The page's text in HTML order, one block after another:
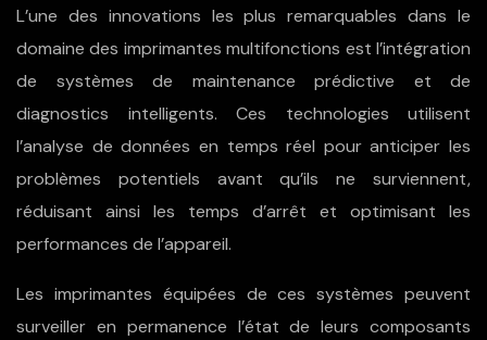
L’une des innovations les plus remarquables dans le
domaine des imprimantes multifonctions est l’intégration
de systèmes de maintenance prédictive et de
diagnostics intelligents. Ces technologies utilisent
l’analyse de données en temps réel pour anticiper les
problèmes potentiels avant qu’ils ne surviennent,
réduisant ainsi les temps d’arrêt et optimisant les
performances de l’appareil.
Les imprimantes équipées de ces systèmes peuvent
surveiller en permanence l’état de leurs composants